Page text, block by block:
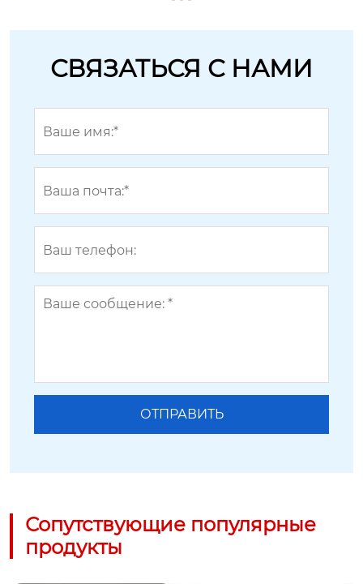
СВЯЗАТЬСЯ С НАМИ
Сопутствующие популярные
продукты